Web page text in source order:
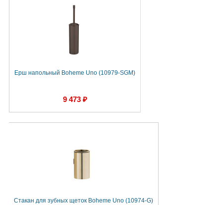
Ерш напольный Boheme Uno (10979-SGM)
9 473 ₽
Стакан для зубных щеток Boheme Uno (10974-G)